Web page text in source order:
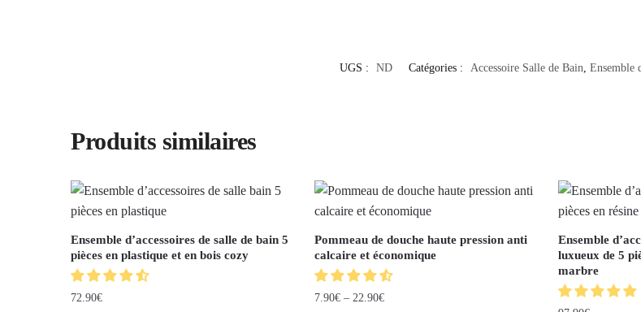
UGS : ND Catégories : Accessoire Salle de Bain Ensemble
Produits similaires
Ensemble d’accessoires de salle de bain 5
pièces en plastique et en bois cozy
72.90€
Pommeau de douche haute pression anti
calcaire et économique
7.90€ – 22.90€
Ensemble
luxueux de 5
marbre